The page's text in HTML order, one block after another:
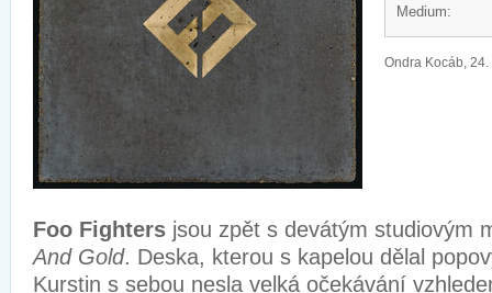
Medium:
Ondra Kocáb,
Foo Fighters jsou zpět s devátým studiovým
And Gold. Deska, kterou s kapelou dělal
Kurstin s sebou nesla velká očekávání